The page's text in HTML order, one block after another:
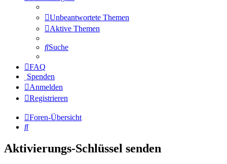
Unbeantwortete Themen
Aktive Themen
Suche
FAQ
Spenden
Anmelden
Registrieren
Foren-Übersicht
Suche
Aktivierungs-Schlüssel senden